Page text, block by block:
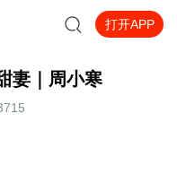
打开APP
妻｜周小寒